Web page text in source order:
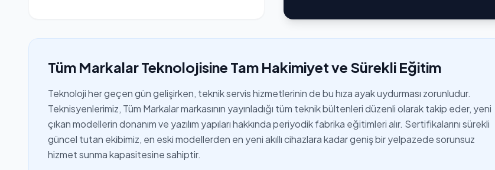
Tüm Markalar Teknolojisine Tam Hakimiyet ve Sürekli Eğitim
Teknoloji her geçen gün gelişirken, teknik servis hizmetlerinin de bu hıza ayak uydurması zorunludur.
Teknisyenlerimiz, Tüm Markalar markasının yayınladığı tüm teknik bültenleri düzenli olarak takip eder, yeni
çıkan modellerin donanım ve yazılım yapıları hakkında periyodik fabrika eğitimleri alır. Sertifikalarını sürekli
güncel tutan ekibimiz, en eski modellerden en yeni akıllı cihazlara kadar geniş bir yelpazede sorunsuz
hizmet sunma kapasitesine sahiptir.